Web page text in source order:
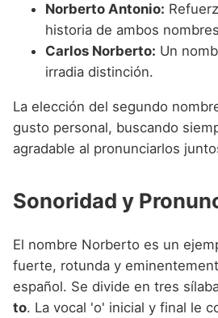
Norberto Antonio:
historia de ambos
Carlos Norberto: Un
irradia distinción.
La elección del segundo
gusto personal, buscando
agradable al pronunciarlos
Sonoridad y
El nombre Norberto es un
fuerte, rotunda y
español. Se divide en tres
to. La vocal 'o' inicial y final le